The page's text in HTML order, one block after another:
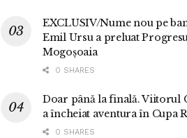
EXCLUSIV/Nume nou pe
Emil Ursu a preluat
Mogoșoaia
0 SHARES
Doar până la finală. Viitorul
a încheiat aventura în Cupa
0 SHARES